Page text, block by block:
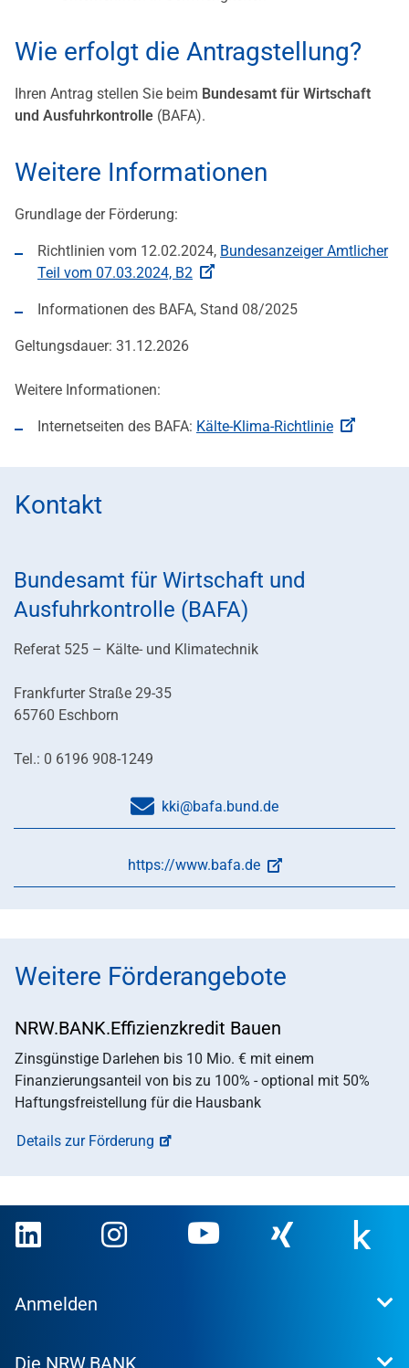
Wie erfolgt die Antragstellung?
Ihren Antrag stellen Sie beim Bundesamt für Wirtschaft
und Ausfuhrkontrolle (BAFA).
Weitere Informationen
Grundlage der Förderung:
Richtlinien vom 12.02.2024, Bundesanzeiger Amtlicher
Teil vom 07.03.2024, B2
Informationen des BAFA, Stand 08/2025
Geltungsdauer: 31.12.2026
Weitere Informationen:
Internetseiten des BAFA: Kälte-Klima-Richtlinie
Kontakt
Bundesamt für Wirtschaft und
Ausfuhrkontrolle (BAFA)
Referat 525 – Kälte- und Klimatechnik
Frankfurter Straße 29-35
65760 Eschborn
Tel.: 0 6196 908-1249
kki@bafa.bund.de
https://www.bafa.de
Weitere Förderangebote
NRW.BANK.Effizienzkredit Bauen
Zinsgünstige Darlehen bis 10 Mio. € mit einem
Finanzierungsanteil von bis zu 100% - optional mit 50%
Haftungsfreistellung für die Hausbank
Details zur Förderung
Anmelden
Kundenportal